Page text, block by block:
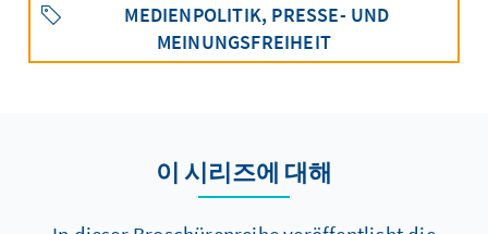
MEDIENPOLITIK, PRESSE- UND
MEINUNGSFREIHEIT
이 시리즈에 대해